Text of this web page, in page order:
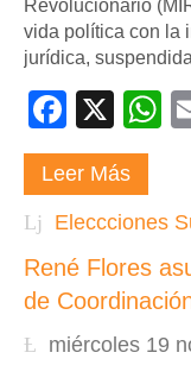
Revolucionario
vida política con la
jurídica,
X
Leer Más
Eleccciones
René Flores
de
miércoles 19